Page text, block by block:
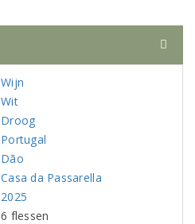
Wijn
Wit
Droog
Portugal
Dão
Casa da Passarella
2025
6 flessen